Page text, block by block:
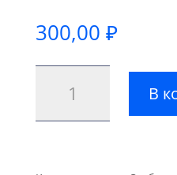
300,00 ₽
товара
В